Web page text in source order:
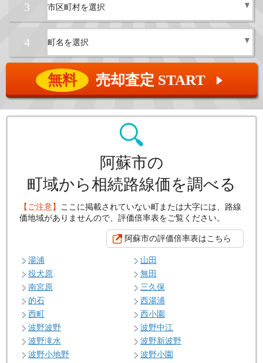
3
4
無料 売却査定 START ▲
阿蘇市の
町域から相続路線価を調べる
【ご注意】 ここに掲載されていない町または大字には、路線
価地域がありませんので、評価倍率表をご覧ください。
阿蘇市の評価倍率表はこちら
湯浦
山田
役犬原
無田
南宮原
三久保
的石
西湯浦
西町
西小園
波野波野
波野中江
波野滝水
波野新波野
波野小地野
波野小園